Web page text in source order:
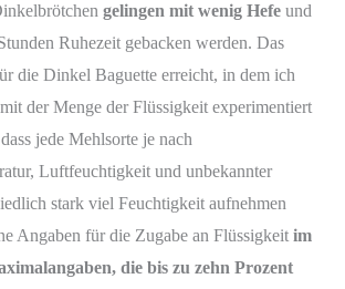
gelingen mit wenig Hefe und
Ruhezeit gebacken werden. Das
die Dinkel Baguette erreicht, in dem ich
der Menge der Flüssigkeit experimentiert
jede Mehlsorte je nach
Luftfeuchtigkeit und unbekannter
stark viel Feuchtigkeit aufnehmen
Angaben für die Zugabe an Flüssigkeit im
die bis zu zehn Prozent